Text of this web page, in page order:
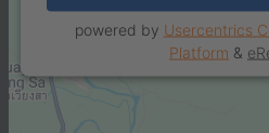
powered by Usercentrics
Platform &